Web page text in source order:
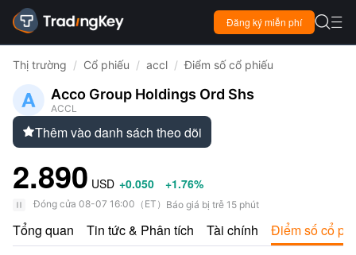
Đăng ký miễn phí  
Thị trường / Cổ phiếu / accl / Điểm số cổ phiếu
Acco Group Holdings Ord Shs
ACCL
Thêm vào danh sách theo dõi
2.890 USD +0.050 +1.76%
Đóng cửa 08-07 16:00 （ ET ） Báo giá bị trễ 15 phút
Tổng quan Tin tức & Phân tích Tài chính Điểm số cổ